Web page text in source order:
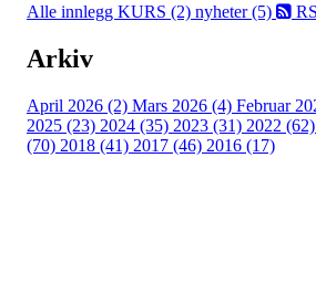
Alle innlegg KURS (2) nyheter (5)
Arkiv
April 2026 (2) Mars 2026 (4) Februar
2025 (23) 2024 (35) 2023 (31) 2022 (62)
(70) 2018 (41) 2017 (46) 2016 (17)